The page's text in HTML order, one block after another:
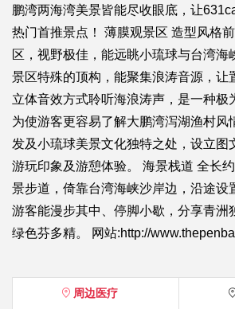
鹏湾两海湾美景皆能尽收眼底，让
热门首推景点！ 薄膜观景区 造型风格
区，视野极佳，能远眺小琉球与台湾海
景区特殊的顶构，能聚集浪涛音源，让
立体音效方式聆听海浪涛声，是一种极
为使游客更容易了解大鹏湾泻湖渔村风
发及小琉球美景文化独特之处，设立图
游玩印象及游憩体验。 海景栈道 全长
景步道，倚靠台湾海峡沙岸边，沿途设
游客能漫步其中、停脚小歇，分享青洲
绿色芬多精。 网站:http://
周边医疗